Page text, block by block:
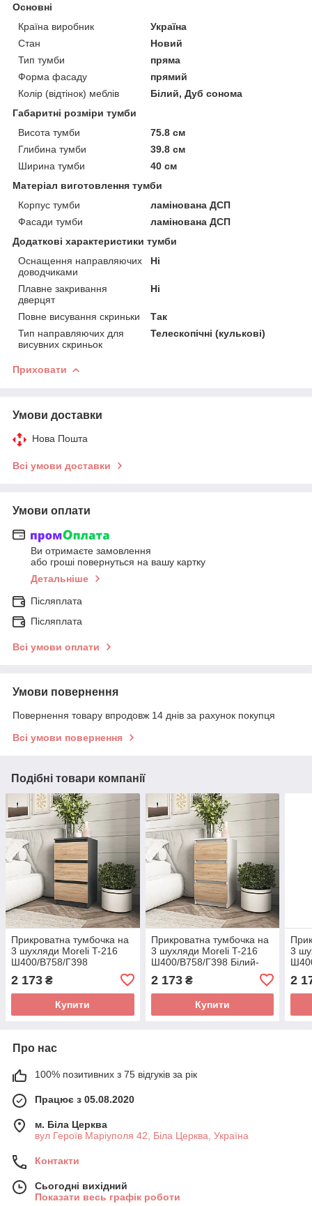
Основні
Країна виробник
Україна
Стан
Новий
Тип тумби
пряма
Форма фасаду
прямий
Колір (відтінок) меблів
Білий, Дуб сонома
Габаритні розміри тумби
Висота тумби
75.8 см
Глибина тумби
39.8 см
Ширина тумби
40 см
Матеріал виготовлення тумби
Корпус тумби
ламінована ДСП
Фасади тумби
ламінована ДСП
Додаткові характеристики тумби
Оснащення направляючих
доводчиками
Ні
Плавне закривання
дверцят
Ні
Повне висування скриньки
Так
Тип направляючих для
висувних скриньок
Телескопічні (кулькові)
Приховати
Умови доставки
Нова Пошта
Всі умови доставки
Умови оплати
Ви отримаєте замовлення
або гроші повернуться на вашу картку
Детальніше
Післяплата
Післяплата
Всі умови оплати
Умови повернення
Повернення товару впродовж 14 днів за рахунок покупця
Всі умови повернення
Подібні товари компанії
Прикроватна тумбочка на
3 шухляди Moreli T-216
Ш400/В758/Г398
2 173 ₴
Купити
Прикроватна тумбочка на
3 шухляди Moreli T-216
Ш400/В758/Г398 Білий-
2 173₴
Купити
3
2
Про нас
100% позитивних з 75 відгуків за рік
Працює з 05.08.2020
м. Біла Церква
вул Героїв Маріуполя 42, Біла Церква, Україна
Контакти
Сьогодні вихідний
Показати весь графік роботи